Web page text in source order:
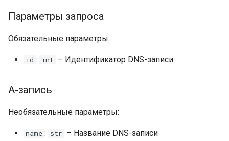
Параметры запроса
Обязательные параметры:
id : int – Идентификатор DNS-записи
A-запись
Необязательные параметры:
name : str – Название DNS-записи